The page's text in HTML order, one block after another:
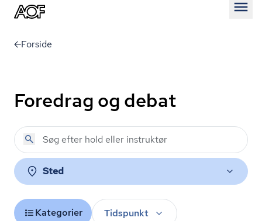
Forside
Foredrag og debat
Sted
Kategorier Tidspunkt